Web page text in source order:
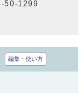
50-1299
編集・使い方